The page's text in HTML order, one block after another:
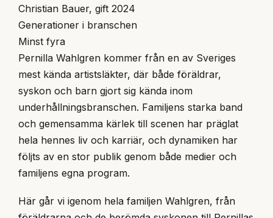
Christian Bauer, gift 2024
Generationer i branschen
Minst fyra
Pernilla Wahlgren kommer från en av Sveriges
mest kända artistsläkter, där både föräldrar,
syskon och barn gjort sig kända inom
underhållningsbranschen. Familjens starka band
och gemensamma kärlek till scenen har präglat
hela hennes liv och karriär, och dynamiken har
följts av en stor publik genom både medier och
familjens egna program.
Här går vi igenom hela familjen Wahlgren, från